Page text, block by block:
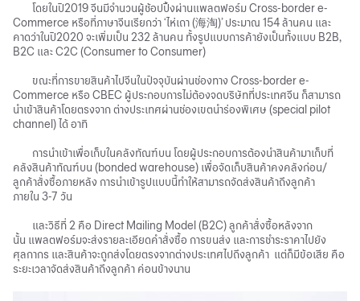
โดยในปี2019จีนมีจำนวนผู้ช้อปปิ้งผ่านแพลตฟอร์มCross-border e-
Commerce หรือที่ภาษาจีนเรียกว่า‘ไห่เถา(海淘)’ประมาณ 154ล้านคน และ
คาดว่าในปี2020 จะเพิ่มเป็น 232ล้านคน ทั้งรูปแบบการค้ายังเป็นทั้งแบบ B2B,
B2C และC2C (Consumer to Consumer)
ขณะที่การขายสินค้าไปจีนในปัจจุบันผ่านช่องทาง Cross-border e-
Commerce หรือ CBEC ผู้ประกอบการไม่ต้องจดบริษัทที่ประเทศจีน ก็สามารถ
นำเข้าสินค้าโดยตรงจากต่างประเทศผ่านช่องเขตนำร่องพิเศษ (special pilot
channel) ได้อาทิ
การนำเข้าเพื่อเก็บในคลังทัณฑ์บน โดยผู้ประกอบการต้องนำสินค้ามาเก็บที่
คลังสินค้าทัณฑ์บน (bonded warehouse) เพื่อจัดเก็บสินค้าคงคลังก่อน/
ลูกค้าสั่งซื้อภายหลัง การนำเข้ารูปแบบนี้ทำให้สามารถจัดส่งสินค้าถึงลูกค้า
ภายใน 3-7 วัน
และวิธีที่2 คือ Direct Mailing Model (B2C)ลูกค้าสั่งซื้อหลังจาก
นั้น แพลตฟอร์มจะส่งรายละเอียดคำสั่งซื้อ การขนส่ง และการชำระราคาไปยัง
ศุลกากร และสินค้าจะถูกส่งโดยตรงจากต่างประเทศไปถึงลูกค้า แต่ก็มีข้อเสีย คือ
ระยะเวลาจัดส่งสินค้าถึงลูกค้า ค่อนข้างนาน